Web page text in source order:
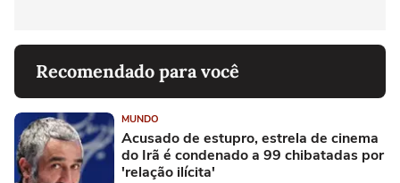
Recomendado para você
MUNDO
Acusado de estupro, estrela de cinema
do Irã é condenado a 99 chibatadas por
'relação ilícita'